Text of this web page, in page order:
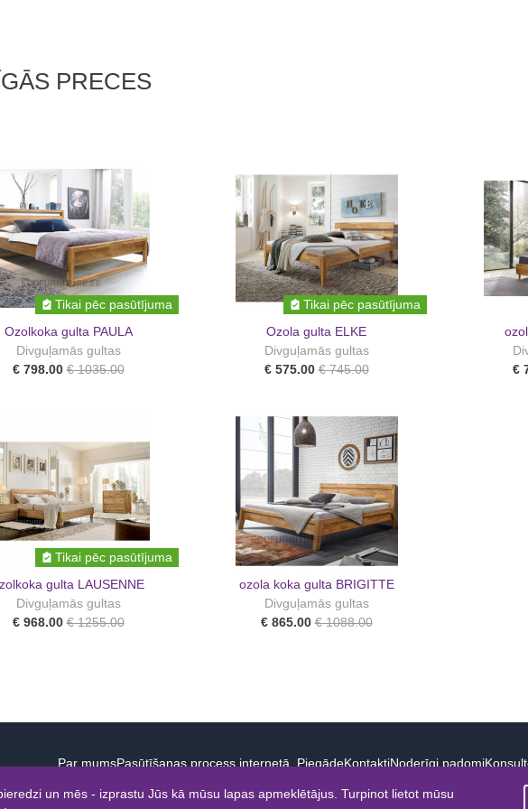
PRECES
Tikai pēc pasūtījuma
Ozolkoka gulta PAULA
Divguļamās gultas
€ 798.00 € 1035.00
Tikai pēc pasūtījuma
Ozola gulta ELKE
Divguļamās gultas
€ 575.00 € 745.00
€
Tikai pēc pasūtījuma
gulta LAUSENNE
Divguļamās gultas
€ 968.00 € 1255.00
ozola koka gulta BRIGITTE
Divguļamās gultas
€ 865.00 € 1088.00
Par mumsPasūtīšanas process internetā. PiegādeKontaktiNoderīgi padomi
© 2026
un mēs - izprastu Jūs kā mūsu lapas apmeklētājus. Turpinot lietot mūsu